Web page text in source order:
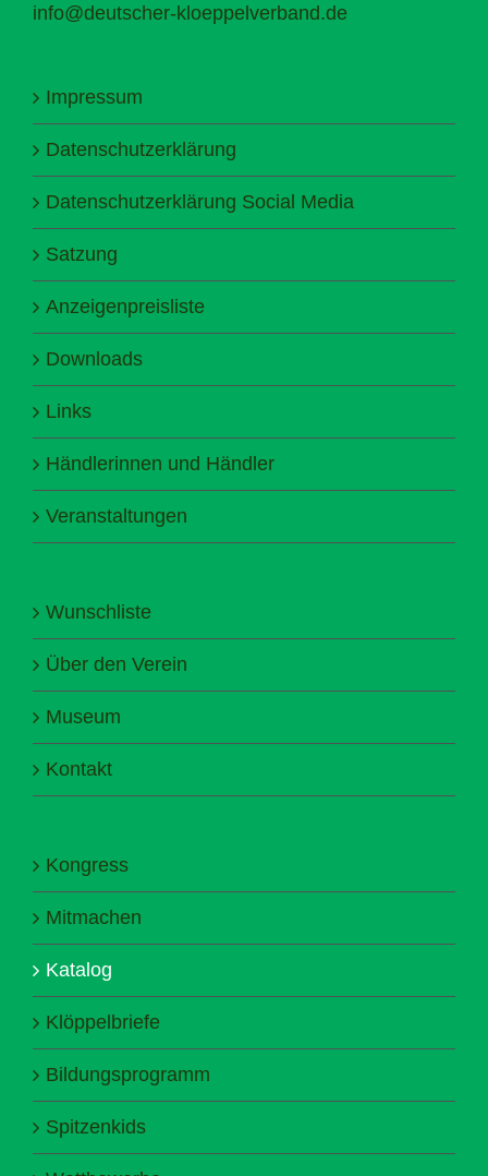
info@deutscher-kloeppelverband.de
Impressum
Datenschutzerklärung
Datenschutzerklärung Social Media
Satzung
Anzeigenpreisliste
Downloads
Links
Händlerinnen und Händler
Veranstaltungen
Wunschliste
Über den Verein
Museum
Kontakt
Kongress
Mitmachen
Katalog
Klöppelbriefe
Bildungsprogramm
Spitzenkids